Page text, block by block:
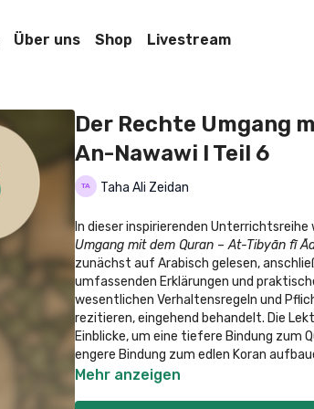
Über uns Shop Livestream
Der Rechte Umgang
An-Nawawi I Teil 6
Taha Ali Zeidan
In dieser inspirierenden Unterrichtsreihe
Umgang mit dem Quran – At-Tibyān fī
zunächst auf Arabisch gelesen,
umfassenden Erklärungen und
wesentlichen Verhaltensregeln und
rezitieren, eingehend behandelt. Die
Einblicke, um eine tiefere Bindung zum
engere Bindung zum edlen
Mehr anzeigen